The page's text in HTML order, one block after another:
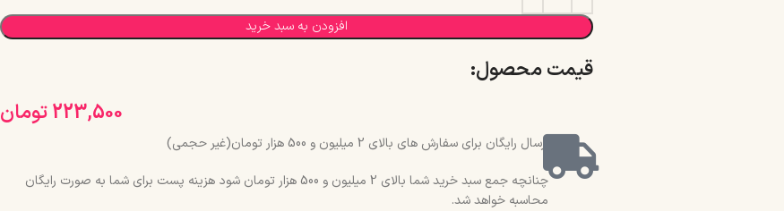
افزودن به سبد خرید
قیمت محصول:​
223,500تومان
ارسال رایگان برای سفارش های بالای 2 میلیون و 500 هزار تومان(غیر حجمی)
چنانچه جمع سبد خرید شما بالای 2 میلیون و 500 هزار تومان شود هزینه پست برای شما به صورت رایگان
محاسبه خواهد شد.